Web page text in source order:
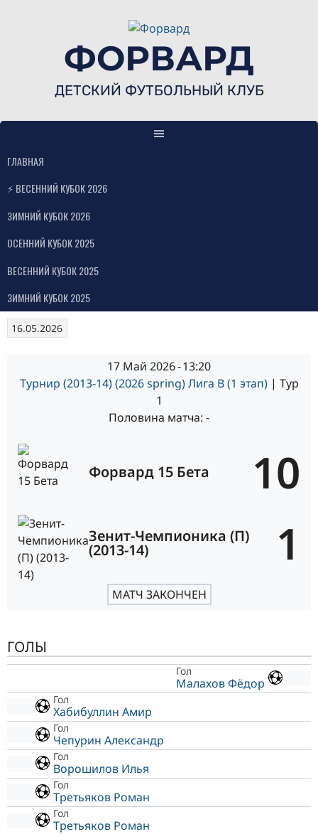
ФОРВАРД
ДЕТСКИЙ ФУТБОЛЬНЫЙ КЛУБ
ГЛАВНАЯ
⚡ ВЕСЕННИЙ КУБОК 2026
ЗИМНИЙ КУБОК 2026
ОСЕННИЙ КУБОК 2025
ВЕСЕННИЙ КУБОК 2025
ЗИМНИЙ КУБОК 2025
16.05.2026
17 Май 2026-13:20
Турнир (2013-14) (2026 spring) Лига В (1 этап) | Тур
1
Половина матча: -
Форвард 15 Бета 10
Зенит-Чемпионика (П)
(2013-14) 1
МАТЧ ЗАКОНЧЕН
ГОЛЫ
Гол
Малахов Фёдор
Гол
Хабибуллин Амир
Гол
Чепурин Александр
Гол
Ворошилов Илья
Гол
Третьяков Роман
Гол
Третьяков Роман